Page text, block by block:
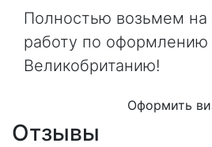
Полностью возьмем на
работу по оформлению
Великобританию!
Оформить
Отзывы